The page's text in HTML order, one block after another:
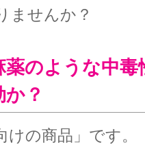
ませんか？
薬のような中
？
の商品」です。